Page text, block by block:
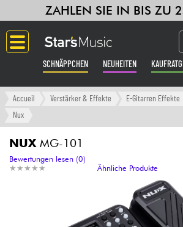
ZAHLEN SIE IN BIS ZU
SCHNÄPPCHEN NEUHEITEN
Langue
Verstärker & Effekte
Synths & samplers
Accueil Verstärker & Effekte E-Gitarren Effekte
Nux
NUX MG-101
★ ★ ★ ★ ★
★ ★ ★ ★ ★
Bewertungen lesen (0)
Ähnliche Produkte